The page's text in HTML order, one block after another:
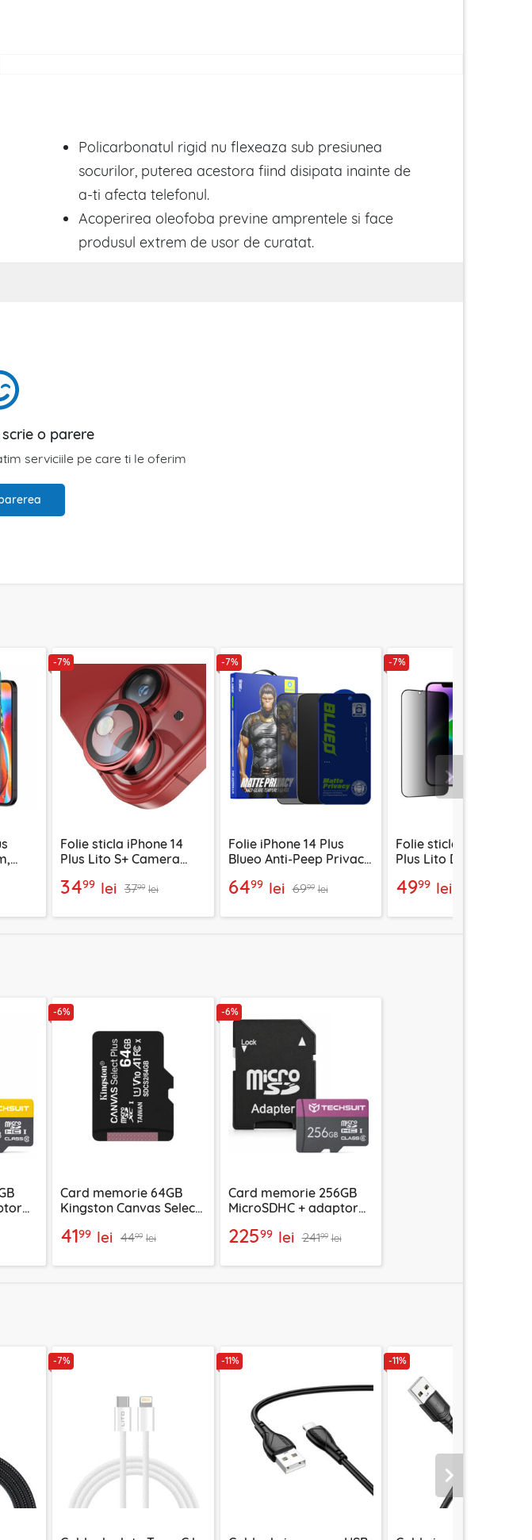
Policarbonatul rigid nu flexeaza sub presiunea
socurilor, puterea acestora fiind disipata inainte de
a-ti afecta telefonul.
Acoperirea oleofoba previne amprentele si face
produsul extrem de usor de curatat.
o parere
serviciile pe care ti le oferim
-7%
Folie sticla iPhone 14
Plus Lito S+ Camera
3499 lei 3799 lei
-7%
Folie iPhone 14 Plus
Blueo Anti-Peep Privacy
6499 lei 6999 lei
-7%
Folie sticla iPhone 14
Plus Lito D+ Pro
4999 lei
-6%
Card memorie 64GB
Kingston Canvas Select
4199 lei 4499 lei
-6%
Card memorie 256GB
MicroSDHC + adaptor
22599 lei 24199 lei
-7% -11% -11%